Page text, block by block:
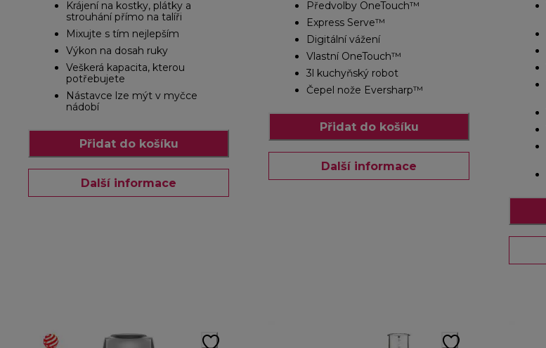
Krájení na kostky, plátky a
strouhání přímo na talíři
Mixujte s tím nejlepším
Výkon na dosah ruky
Veškerá kapacita, kterou
potřebujete
Nástavce lze mýt v myčce
nádobí
Přidat do košíku
Další informace
Předvolby OneTouch™
Express Serve™
Digitální vážení
Vlastní OneTouch™
3l kuchyňský robot
Čepel nože Eversharp™
Přidat do košíku
Další informace